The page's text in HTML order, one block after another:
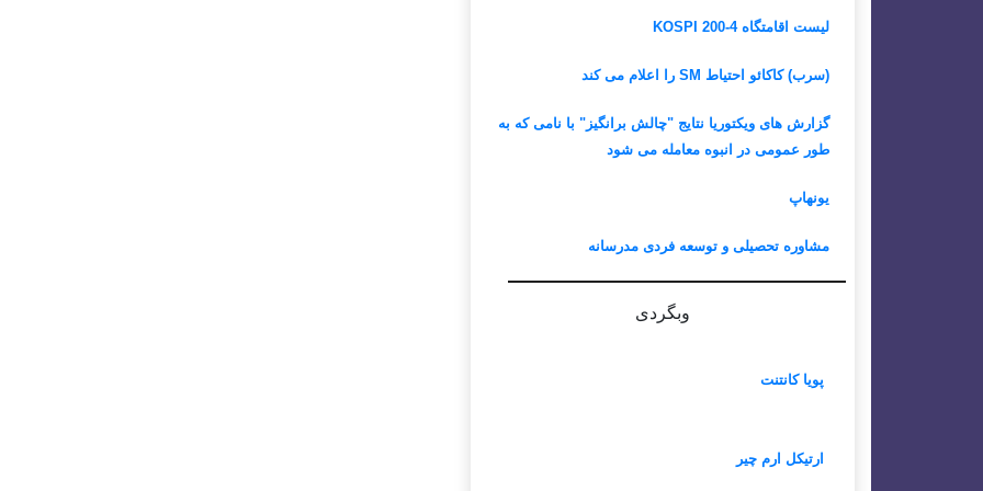
لیست اقامتگاه KOSPI 200-4
(سرب) کاکائو احتیاط SM را اعلام می کند
گزارش های ویکتوریا نتایج "چالش برانگیز" با نامی که به
طور عمومی در انبوه معامله می شود
یونهاپ
مشاوره تحصیلی و توسعه فردی مدرسانه
وبگردی
پویا کانتنت
ارتیکل ارم چیر